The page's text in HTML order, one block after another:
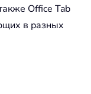
Office Tab
в разных